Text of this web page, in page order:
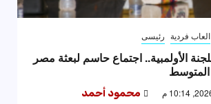
العاب فردية رئيسى
الأولمبية.. اجتماع حاسم لبعثة مصر
المتوسط
محمود أحمد